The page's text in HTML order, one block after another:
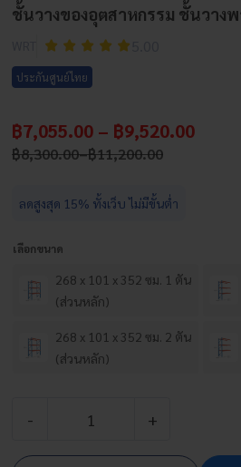
ชั้นวางของอุตสาหกรรม ชั้นวางพ
ประกันศูนย์ไทย
฿8,300.00–฿11,200.00
Price
through
฿7,055.00 – ฿9,520.00Price
ลดสูงสุด 15% ทั้งเว็บ ไม่มีขั้นต่ำ
เลือกขนาด
268 x 101 x 352 ซม. 1 ตัน
(ส่วนหลัก)
268 x 101 x 352 ซม. 2 ตัน
(ส่วนหลัก)
จำนวน
ชั้น